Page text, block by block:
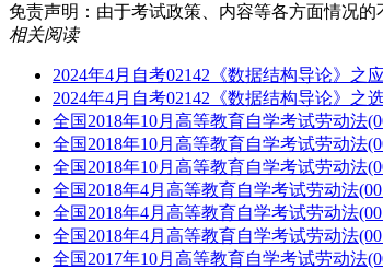
免责声明：由于考试政策、内容等各方面情况
相关阅读
2024年4月自考02142《数据结构导论》之
2024年4月自考02142《数据结构导论》之
全国2018年10月高等教育自学考试劳动法
全国2018年10月高等教育自学考试劳动法
全国2018年10月高等教育自学考试劳动法
全国2018年4月高等教育自学考试劳动法
全国2018年4月高等教育自学考试劳动法
全国2018年4月高等教育自学考试劳动法
全国2017年10月高等教育自学考试劳动法